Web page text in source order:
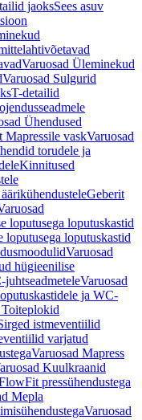
jaoksSees asuv
Varuosad Üleminekud
Varuosad Sulgurid
T-detailid
Ühendused
Mapressile vaskVaruosad
torudele ja
Kinnitused
Geberit
loputusega loputuskastid
loputusega loputuskastid
Varuosad
hügieenilise
juhtseadmeteleVaruosad
ja WC-
istmeventiilid
varjatud
Varuosad Mapress
Kuulkraanid
pressühendustega
Mepla
Varuosad